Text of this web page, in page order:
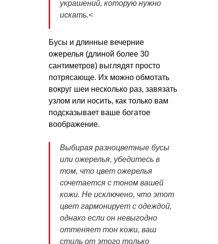
украшений, которую нужно
искать.<
Бусы и длинные вечерние
ожерелья (длиной более 30
сантиметров) выглядят просто
потрясающе. Их можно обмотать
вокруг шеи несколько раз, завязать
узлом или носить, как только вам
подсказывает ваше богатое
воображение.
Выбирая разноцветные бусы
или ожерелья, убедитесь в
том, что цвет ожерелья
сочетается с тоном вашей
кожи. Не исключено, что этот
цвет гармонирует с одеждой,
однако если он невыгодно
оттеняет тон кожи, ваш
стиль от этого только